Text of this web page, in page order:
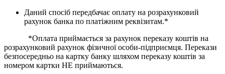
Даний спосіб передбачає оплату на розрахунковий
рахунок банка по платіжним реквізитам.*
*Оплата приймається за рахунок переказу коштів на
розрахунковий рахунок фізичної особи-підприємця. Перекази
безпосередньо на картку банку шляхом переказу коштів за
номером картки НЕ приймаються.